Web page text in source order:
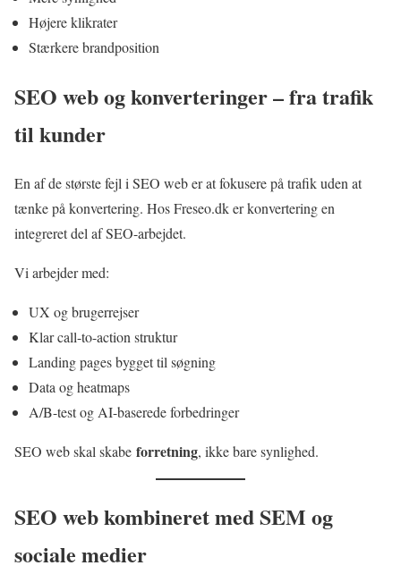
Højere klikrater
Stærkere brandposition
SEO web og konverteringer – fra trafik
til kunder
En af de største fejl i SEO web er at fokusere på trafik uden at
tænke på konvertering. Hos Freseo.dk er konvertering en
integreret del af SEO-arbejdet.
Vi arbejder med:
UX og brugerrejser
Klar call-to-action struktur
Landing pages bygget til søgning
Data og heatmaps
A/B-test og AI-baserede forbedringer
SEO web skal skabe forretning, ikke bare synlighed.
SEO web kombineret med SEM og
sociale medier